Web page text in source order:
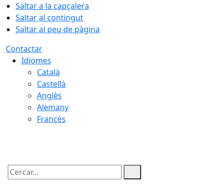
Saltar a la capçalera
Saltar al contingut
Saltar al peu de pàgina
Contactar
Idiomes
Català
Castellà
Anglès
Alemany
Francès
Cercar: